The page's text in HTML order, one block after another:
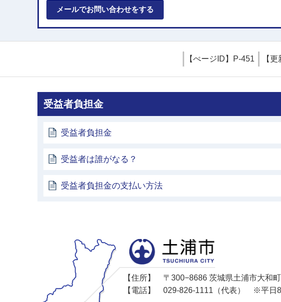
メールでお問い合わせをする
【ぺージID】 P-451 【更
受益者負担金
受益者負担金
受益者は誰がなる？
受益者負担金の支払い方法
【住所】
〒300−8686 茨城県土浦市大和
【電話】
029-826-1111（代表） ※平日8